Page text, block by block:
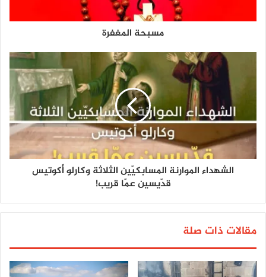
مسبحة المغفرة
الشهداء الموارنة المسابكيّين الثلاثة وكارلو أكوتيس
قدّيسين عمّا قريب!
مقالات ذات صلة